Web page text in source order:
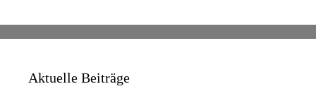
Aktuelle Beiträge